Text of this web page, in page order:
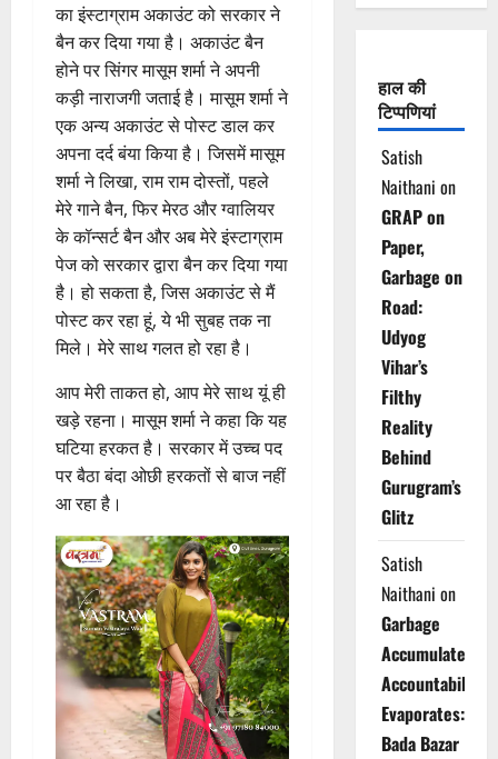
का इंस्टाग्राम अकाउंट को सरकार ने
बैन कर दिया गया है। अकाउंट बैन
होने पर सिंगर मासूम शर्मा ने अपनी
कड़ी नाराजगी जताई है। मासूम शर्मा ने
एक अन्य अकाउंट से पोस्ट डाल कर
अपना दर्द बंया किया है। जिसमें मासूम
शर्मा ने लिखा, राम राम दोस्तों, पहले
मेरे गाने बैन, फिर मेरठ और ग्वालियर
के कॉन्सर्ट बैन और अब मेरे इंस्टाग्राम
पेज को सरकार द्वारा बैन कर दिया गया
है। हो सकता है, जिस अकाउंट से मैं
पोस्ट कर रहा हूं, ये भी सुबह तक ना
मिले। मेरे साथ गलत हो रहा है।
आप मेरी ताकत हो, आप मेरे साथ यूं ही
खड़े रहना। मासूम शर्मा ने कहा कि यह
घटिया हरकत है। सरकार में उच्च पद
पर बैठा बंदा ओछी हरकतों से बाज नहीं
आ रहा है।
हाल की
टिप्पणियां
Satish
Naithani on
GRAP on
Paper,
Garbage on
Road:
Udyog
Vihar’s
Filthy
Reality
Behind
Gurugram’s
Glitz
Satish
Naithani on
Garbage
Accumulates,
Accountability
Evaporates:
Bada Bazar